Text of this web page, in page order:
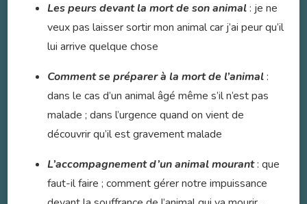
Les peurs devant la mort de son animal: je ne
veux pas laisser sortir mon animal car j’ai peur qu’il
lui arrive quelque chose
Comment se préparer à la mort de l’animal:
dans le cas d’un animal âgé même s’il n’est pas
malade ; dans l’urgence quand on vient de
découvrir qu’il est gravement malade
L’accompagnement d’un animal mourant: que
faut-il faire ; comment gérer notre impuissance